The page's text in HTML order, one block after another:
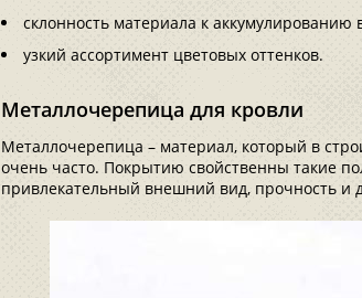
склонность материала к аккумулированию
узкий ассортимент цветовых оттенков.
Металлочерепица для кровли
Металлочерепица – материал, который в
очень часто. Покрытию свойственны такие
привлекательный внешний вид, прочность и